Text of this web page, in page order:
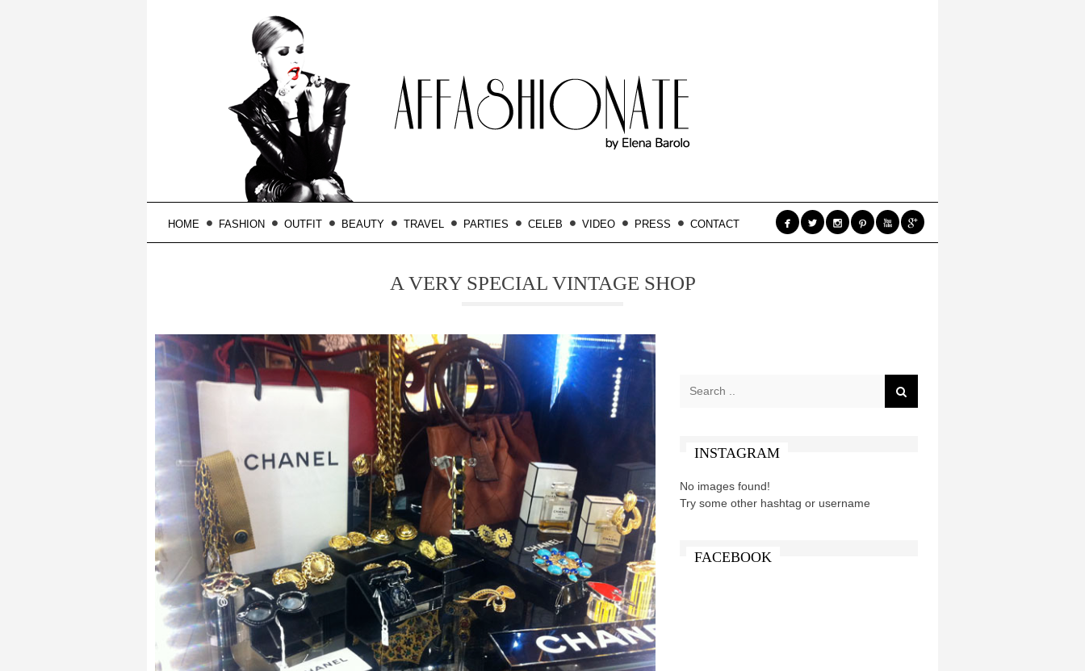
HOME FASHION OUTFIT BEAUTY TRAVEL PARTIES CELEB VIDEO PRESS CONTACT      
A VERY SPECIAL VINTAGE SHOP
INSTAGRAM
No images found!
Try some other hashtag or username
FACEBOOK